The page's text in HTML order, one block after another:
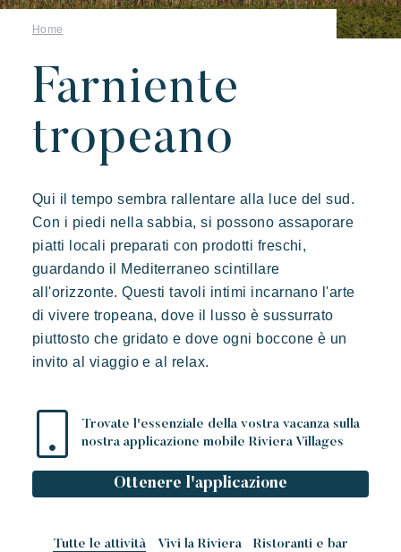
I nostri villaggi
Prairies de la mer
Lodge di ispirazione polinesiana, una vista incredibile su Saint
Tropez, una posizione eccezionale.
Kon Tiki
L'esperienza Rivera Villages
L'arte dell'ospitalità
L'atmosfera dei villaggi
Vivere la Riviera
Le vostre prossime vacanze
Vacanze in movimento
Prendersi il tempo
Eventi e festival
L'applicazione Riviera Villages
Contattarci
Prenotare
Home
Farniente
tropeano
Qui il tempo sembra rallentare alla luce del sud.
Con i piedi nella sabbia, si possono assaporare
piatti locali preparati con prodotti freschi,
guardando il Mediterraneo scintillare
all'orizzonte. Questi tavoli intimi incarnano l'arte
di vivere tropeana, dove il lusso è sussurrato
piuttosto che gridato e dove ogni boccone è un
invito al viaggio e al relax.
Trovate l'essenziale della vostra vacanza sulla
nostra applicazione mobile Riviera Villages
Ottenere l'applicazione
Tutte le attività Vivi la Riviera Ristoranti e bar